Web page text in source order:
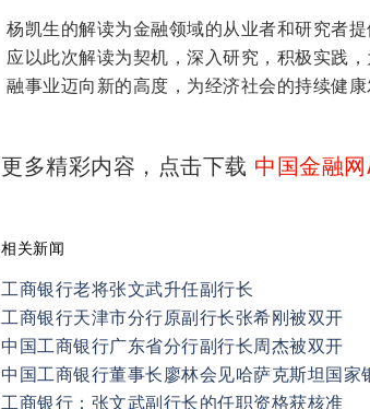
杨凯生的解读为金融领域的从业者和研究者
应以此次解读为契机，深入研究，积极实践
融事业迈向新的高度，为经济社会的持续健康
更多精彩内容，点击下载 中国金融
相关新闻
工商银行老将张文武升任副行长
工商银行天津市分行原副行长张希刚被双开
中国工商银行广东省分行副行长周杰被双开
工商银行：张文武副行长的任职资格获核准